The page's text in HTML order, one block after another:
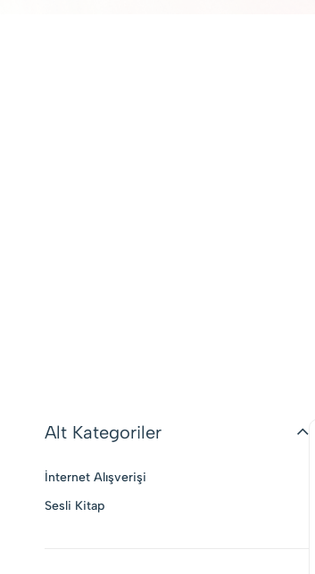
Alt Kategoriler
İnternet Alışverişi
Sesli Kitap